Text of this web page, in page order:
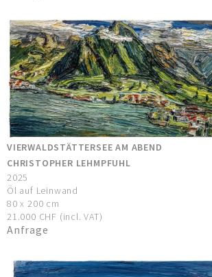
VIERWALDSTÄTTERSEE AM ABEND
CHRISTOPHER LEHMPFUHL
2025
Öl auf Leinwand
80 x 200 cm
21.000 CHF (incl. VAT)
Anfrage